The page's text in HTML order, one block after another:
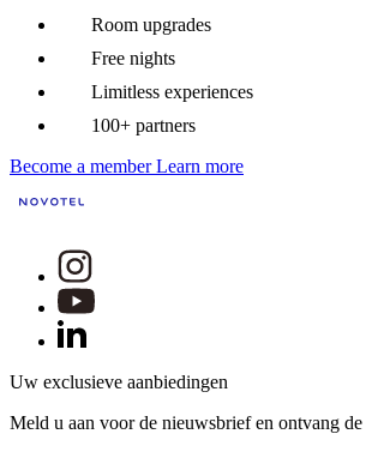
Room upgrades
Free nights
Limitless experiences
100+ partners
Become a member Learn more
Uw exclusieve aanbiedingen
Meld u aan voor de nieuwsbrief en ontvang de